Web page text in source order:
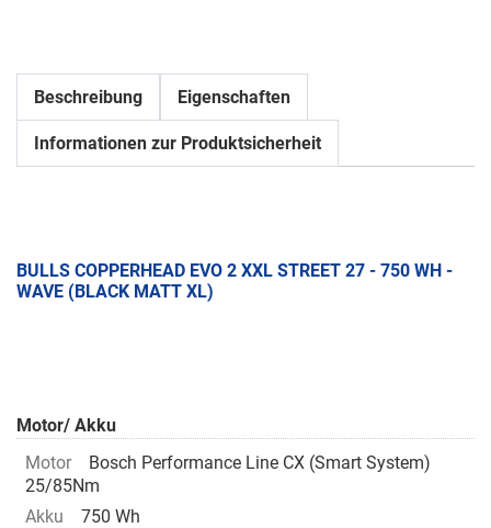
Beschreibung Eigenschaften
Informationen zur Produktsicherheit
BULLS COPPERHEAD EVO 2 XXL STREET 27 - 750 WH -
WAVE (BLACK MATT XL)
Motor/ Akku
Motor
Bosch Performance Line CX (Smart System)
25/85Nm
Akku
750 Wh